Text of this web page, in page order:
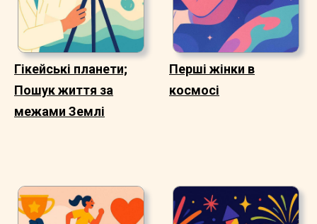
Гікейські планети;
Пошук життя за
межами Землі
Перші жінки в
космосі